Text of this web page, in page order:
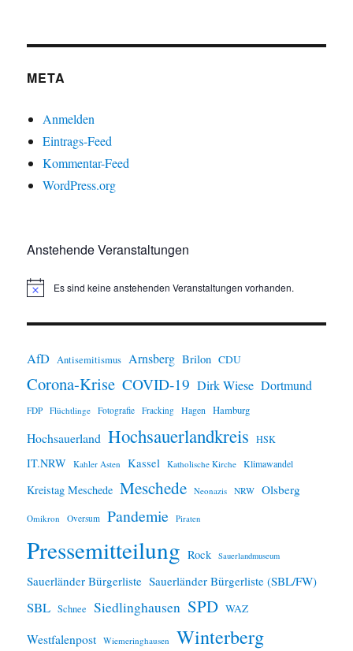
META
Anmelden
Eintrags-Feed
Kommentar-Feed
WordPress.org
Anstehende Veranstaltungen
H
Es sind keine anstehenden Veranstaltungen vorhanden.
AfD Antisemitismus Arnsberg Brilon CDU
Corona-Krise COVID-19 Dirk Wiese Dortmund
FDP Flüchtlinge Fotografie Fracking Hagen Hamburg
Hochsauerland Hochsauerlandkreis HSK
IT.NRW Kahler Asten Kassel Katholische Kirche Klimawandel
Kreistag Meschede Meschede Neonazis NRW Olsberg
Omikron Oversum Pandemie Piraten
Pressemitteilung Rock Sauerlandmuseum
Sauerländer Bürgerliste Sauerländer Bürgerliste (SBL/FW)
SBL Schnee Siedlinghausen SPD WAZ
Westfalenpost Wiemeringhausen Winterberg